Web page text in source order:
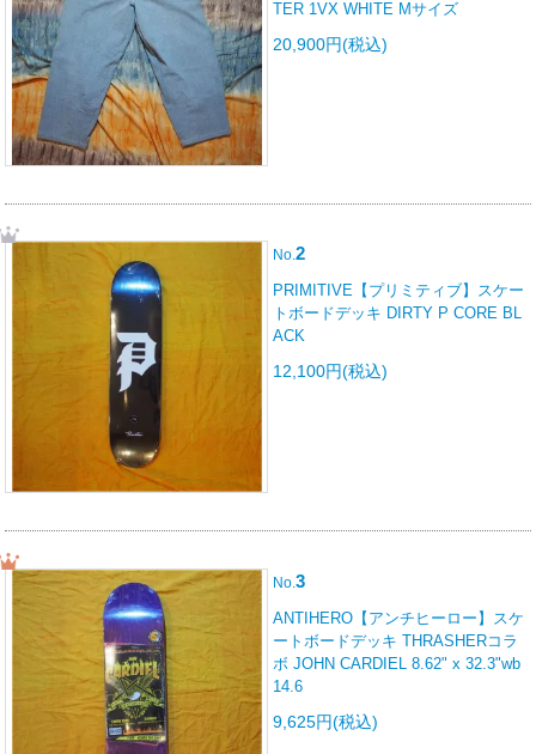
TER 1VX WHITE Mサイズ
20,900円(税込)
No.2
PRIMITIVE【プリミティブ】スケー
トボードデッキ DIRTY P CORE BL
ACK
12,100円(税込)
No.3
ANTIHERO【アンチヒーロー】スケ
ートボードデッキ THRASHERコラ
ボ JOHN CARDIEL 8.62" x 32.3"wb
14.6
9,625円(税込)